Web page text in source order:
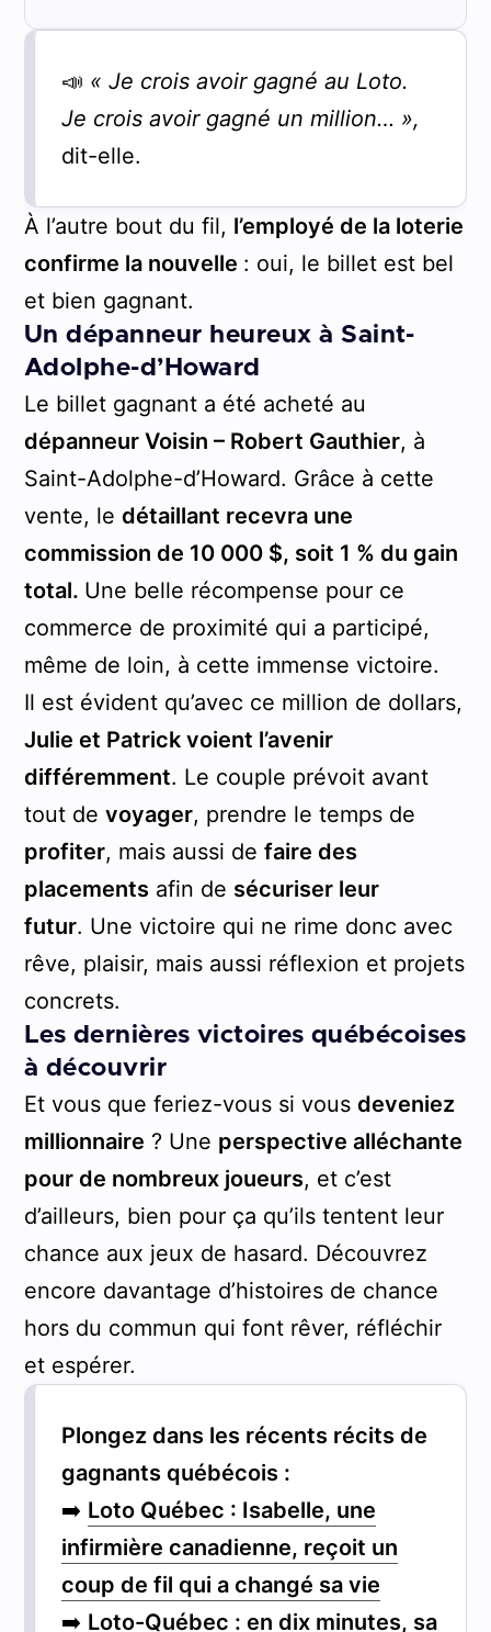
📣 « Je crois avoir gagné au Loto.
Je crois avoir gagné un million… »,
dit-elle.
À l’autre bout du fil, l’employé de la loterie
confirme la nouvelle : oui, le billet est bel
et bien gagnant.
Un dépanneur heureux à Saint-
Adolphe-d’Howard
Le billet gagnant a été acheté au
dépanneur Voisin – Robert Gauthier, à
Saint-Adolphe-d’Howard. Grâce à cette
vente, le détaillant recevra une
commission de 10 000 $, soit 1 % du gain
total. Une belle récompense pour ce
commerce de proximité qui a participé,
même de loin, à cette immense victoire.
Il est évident qu’avec ce million de dollars,
Julie et Patrick voient l’avenir
différemment. Le couple prévoit avant
tout de voyager, prendre le temps de
profiter, mais aussi de faire des
placementsafin de sécuriser leur
futur. Une victoire qui ne rime donc avec
rêve, plaisir, mais aussi réflexion et projets
concrets.
Les dernières victoires québécoises
à découvrir
Et vous que feriez-vous si vous deveniez
millionnaire ? Une perspective alléchante
pour de nombreux joueurs, et c’est
d’ailleurs, bien pour ça qu’ils tentent leur
chance aux jeux de hasard. Découvrez
encore davantage d’histoires de chance
hors du commun qui font rêver, réfléchir
et espérer.
Plongez dans les récents récits de
gagnants québécois :
➡️ Loto Québec : Isabelle, une
infirmière canadienne, reçoit un
coup de fil qui a changé sa vie
➡️ Loto-Québec : en dix minutes, sa